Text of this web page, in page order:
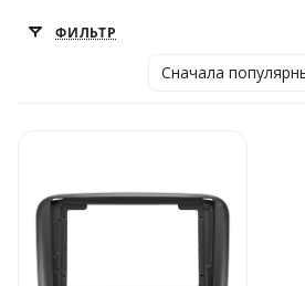
ФИЛЬТР
Сначала